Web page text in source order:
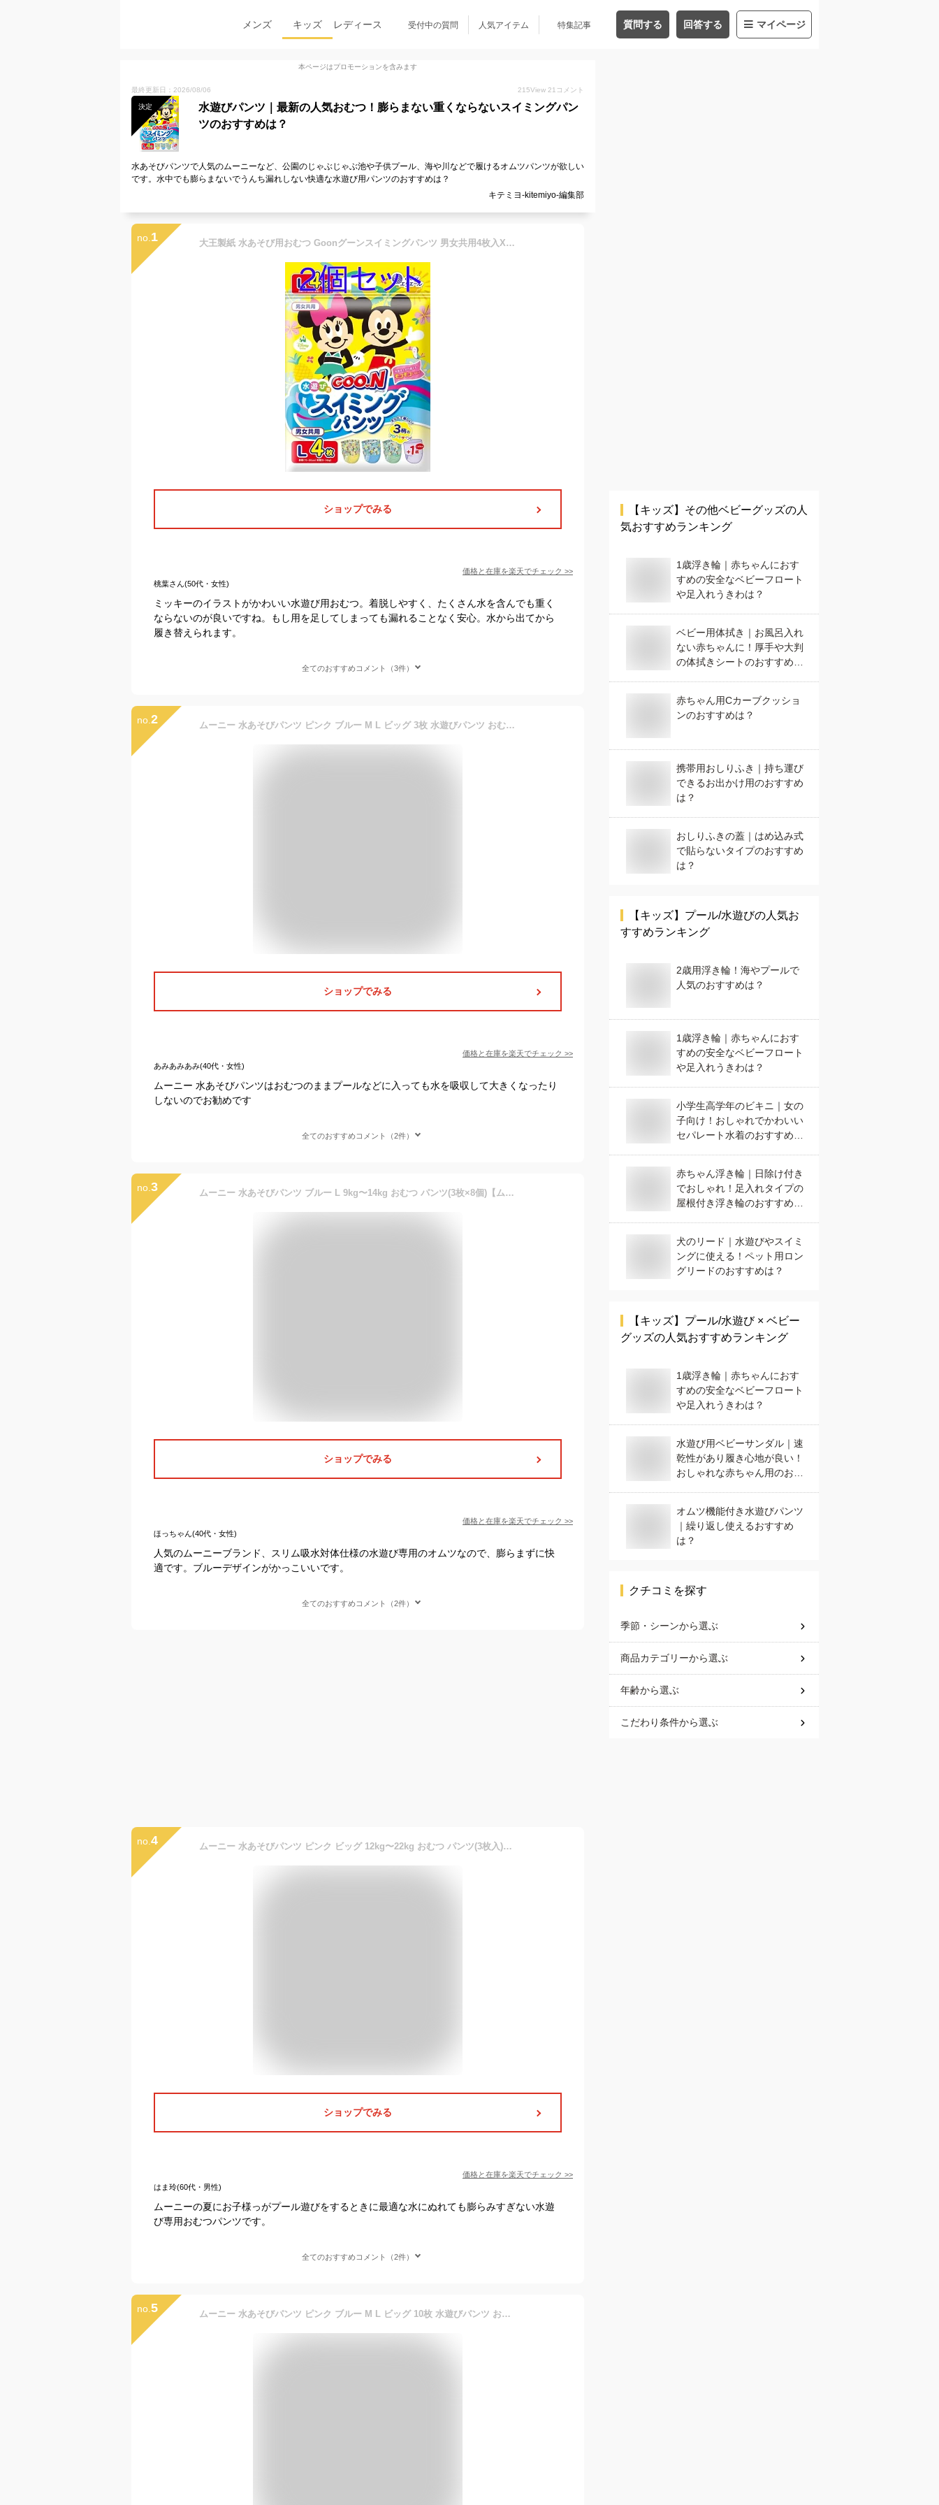
メンズ キッズ レディース 受付中の質問 人気アイテム 特集記事 質問する 回答する マイページ
本ページはプロモーションを含みます
最終更新日：2026/08/06 215View 21 コメント
決定
水遊びパンツ｜最新の人気おむつ！膨らまない重くならないスイミングパン
ツのおすすめは？
水あそびパンツで人気のムーニーなど、公園のじゃぶじゃぶ池や子供プール、海や川などで履けるオムツパンツが欲しい
です。水中でも膨らまないでうんち漏れしない快適な水遊び用パンツのおすすめは？
キテミヨ-kitemiyo-編集部
no. 1 大王製紙 水あそび用おむつ Goonグーンスイミングパンツ 男女共用4枚入X2個(同じサイズが合計8枚)
ショップでみる
価格と在庫を楽天でチェック >>
桃葉さん(50代・女性)
ミッキーのイラストがかわいい水遊び用おむつ。着脱しやすく、たくさん水を含んでも重く
ならないのが良いですね。もし用を足してしまっても漏れることなく安心。水から出てから
履き替えられます。
全てのおすすめコメント（3件）
no. 2 ムーニー 水あそびパンツ ピンク ブルー M L ビッグ 3枚 水遊びパンツ おむつ 水着 ベビー オムツ パンツ プール スイミング 赤ちゃん moony ユニチャーム 話題 プール 海 レジャー 男の子 女の子
ショップでみる
価格と在庫を楽天でチェック >>
あみあみあみ(40代・女性)
ムーニー 水あそびパンツはおむつのままプールなどに入っても水を吸収して大きくなったり
しないのでお勧めです
全てのおすすめコメント（2件）
no. 3 ムーニー 水あそびパンツ ブルー L 9kg〜14kg おむつ パンツ(3枚×8個)【ムーニー 水あそびパンツ】
ショップでみる
価格と在庫を楽天でチェック >>
ほっちゃん(40代・女性)
人気のムーニーブランド、スリム吸水対体仕様の水遊び専用のオムツなので、膨らまずに快
適です。ブルーデザインがかっこいいです。
全てのおすすめコメント（2件）
no. 4 ムーニー 水あそびパンツ ピンク ビッグ 12kg〜22kg おむつ パンツ(3枚入)【ムーニー 水あそびパンツ】
ショップでみる
価格と在庫を楽天でチェック >>
はま玲(60代・男性)
ムーニーの夏にお子様っがプール遊びをするときに最適な水にぬれても膨らみすぎない水遊
び専用おむつパンツです。
全てのおすすめコメント（2件）
no. 5 ムーニー 水あそびパンツ ピンク ブルー M L ビッグ 10枚 水遊びパンツ おむつ 水着 ベビー オムツ パンツ プール スイミング 赤ちゃん moony ユニチャーム 話題 プール 海 レジャー 男の子 女の子
【キッズ】 その他ベビーグッズの人
気おすすめランキング
1歳浮き輪｜赤ちゃんにおす
すめの安全なベビーフロート
や足入れうきわは？
ベビー用体拭き｜お風呂入れ
ない赤ちゃんに！厚手や大判
の体拭きシートのおすすめ
赤ちゃん用Cカーブクッショ
ンのおすすめは？
携帯用おしりふき｜持ち運び
できるお出かけ用のおすすめ
は？
おしりふきの蓋｜はめ込み式
で貼らないタイプのおすすめ
は？
【キッズ】 プール/水遊びの人気お
すすめランキング
2歳用浮き輪！海やプールで
人気のおすすめは？
1歳浮き輪｜赤ちゃんにおす
すめの安全なベビーフロート
や足入れうきわは？
小学生高学年のビキニ｜女の
子向け！おしゃれでかわいい
セパレート水着のおすすめ
赤ちゃん浮き輪｜日除け付き
でおしゃれ！足入れタイプの
屋根付き浮き輪のおすすめ
犬のリード｜水遊びやスイミ
ングに使える！ペット用ロン
グリードのおすすめは？
【キッズ】 プール/水遊び × ベビー
グッズの人気おすすめランキング
1歳浮き輪｜赤ちゃんにおす
すめの安全なベビーフロート
や足入れうきわは？
水遊び用ベビーサンダル｜速
乾性があり履き心地が良い！
おしゃれな赤ちゃん用のおす
オムツ機能付き水遊びパンツ
｜繰り返し使えるおすすめ
は？
クチコミを探す
季節・シーンから選ぶ
商品カテゴリーから選ぶ
年齢から選ぶ
こだわり条件から選ぶ